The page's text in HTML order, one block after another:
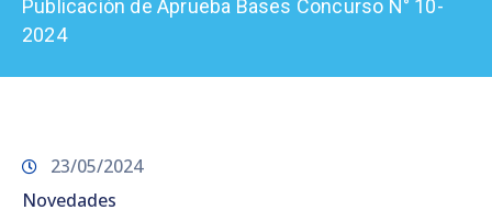
Prensa
Publicación de Aprueba Bases Concurso N° 10-
2024
23/05/2024
Novedades